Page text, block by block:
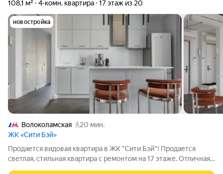
108,1 м² 4-комн. квартира 17 этаж из 20
новостройка
Волоколамская
20 мин.
ЖК «Сити Бэй»
Продается видовая квартира в ЖК "Сити Бэй"! Продается
светлая, стильная квартира с ремонтом на 17 этаже. Отличная